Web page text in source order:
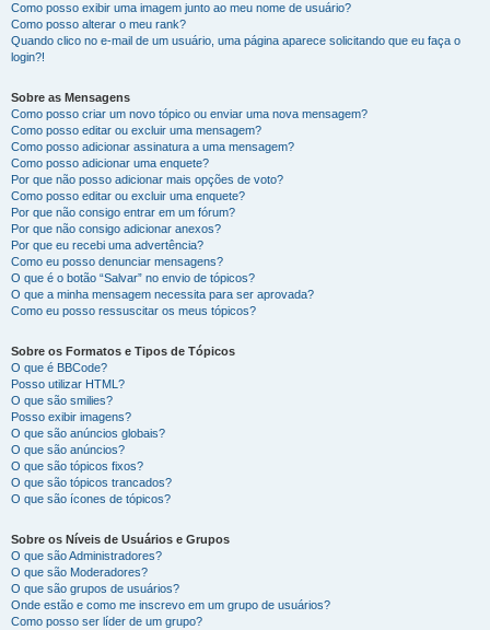
Como posso exibir uma imagem junto ao meu nome de usuário?
Como posso alterar o meu rank?
Quando clico no e-mail de um usuário, uma página aparece solicitando que eu faça o
login?!
Sobre as Mensagens
Como posso criar um novo tópico ou enviar uma nova mensagem?
Como posso editar ou excluir uma mensagem?
Como posso adicionar assinatura a uma mensagem?
Como posso adicionar uma enquete?
Por que não posso adicionar mais opções de voto?
Como posso editar ou excluir uma enquete?
Por que não consigo entrar em um fórum?
Por que não consigo adicionar anexos?
Por que eu recebi uma advertência?
Como eu posso denunciar mensagens?
O que é o botão “Salvar” no envio de tópicos?
O que a minha mensagem necessita para ser aprovada?
Como eu posso ressuscitar os meus tópicos?
Sobre os Formatos e Tipos de Tópicos
O que é BBCode?
Posso utilizar HTML?
O que são smilies?
Posso exibir imagens?
O que são anúncios globais?
O que são anúncios?
O que são tópicos fixos?
O que são tópicos trancados?
O que são ícones de tópicos?
Sobre os Níveis de Usuários e Grupos
O que são Administradores?
O que são Moderadores?
O que são grupos de usuários?
Onde estão e como me inscrevo em um grupo de usuários?
Como posso ser líder de um grupo?